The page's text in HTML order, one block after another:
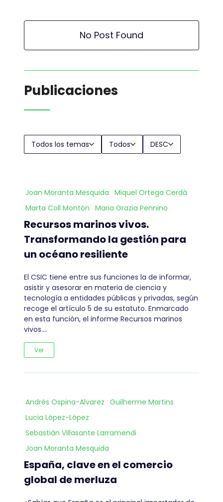
No Post Found
Publicaciones
Todos los temas Todos DESC
Joan Moranta Mesquida Miquel Ortega Cerdà
Marta Coll Montón Maria Grazia Pennino
Recursos marinos vivos.
Transformando la gestión para
un océano resiliente
El CSIC tiene entre sus funciones la de informar,
asistir y asesorar en materia de ciencia y
tecnología a entidades públicas y privadas, según
recoge el artículo 5 de su estatuto. Enmarcado
en esta función, el informe Recursos marinos
vivos.…
Ver
Andrés Ospina-Alvarez Guilherme Martins
Lucia López-López
Sebastián Villasante Larramendi
Joan Moranta Mesquida
España, clave en el comercio
global de merluza